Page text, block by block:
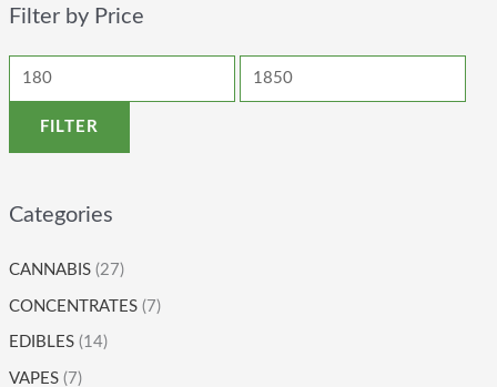
Filter by Price
FILTER
Categories
CANNABIS (27)
CONCENTRATES (7)
EDIBLES (14)
VAPES (7)